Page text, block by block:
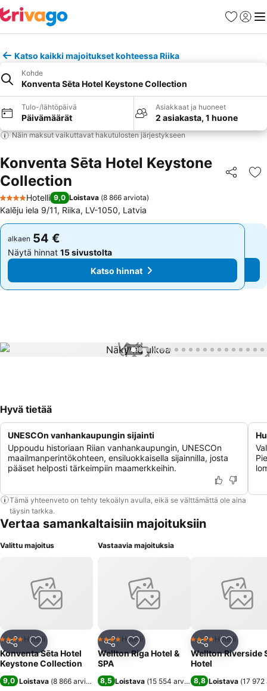
Suosikit
Katso kaikki majoitukset kohteessa Riika
Kohde
Konventa Sēta Hotel Keystone Collection
Tulo-/lähtöpäivä
Päivämäärät
Asiakkaat ja huoneet
2 asiakasta, 1 huone
Näin maksut vaikuttavat hakutulosten järjestykseen
Konventa Sēta Hotel Keystone
Collection
Jaa
4 Tähtiluokitus
Hotelli 9,0 Loistava (8 866 arviota)
Kalēju iela 9/11, Riika, LV-1050, Latvia
alkaen 54 €
Näytä hinnat 15 sivustolta
Katso hinnat
alkaen 54 €
Näytä hinnat 15 sivustolta
Katso hinnat
1 / 99
Hyvä tietää
UNESCOn vanhankaupungin sijainti
Uppoudu historiaan Riian vanhankaupungin, UNESCOn
maailmanperintökohteen, ensiluokkaisella sijainnilla, josta
pääset helposti tärkeimpiin maamerkkeihin.
Tämä yhteenveto on tehty tekoälyn avulla, eikä se välttämättä ole aina
täysin tarkka.
Vertaa samankaltaisiin majoituksiin
Valittu majoitus
Jaa Lisää suosikkeihin
4 Tähtiluokitus
Hotelli
Konventa Sēta Hotel
Keystone Collection
9,0 Loistava (8 866 arviota )
Vastaavia majoituksia
Jaa Lisää suosikkeihin
4 Tähtiluokitus
Hotelli
Wellton Riga Hotel &
SPA
8,5 Loistava (15 554 arviota)
Jaa Lisää
4 Tähtiluokitus
Hotelli
Wellton Riverside
Hotel
8,8 Loistava (17